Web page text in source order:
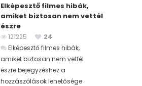
Elképesztő filmes hibák,
amiket biztosan nem vettél
észre
121225
24
Elképesztő filmes hibák,
amiket biztosan nem vettél
észre bejegyzéshez a
hozzászólások lehetősége